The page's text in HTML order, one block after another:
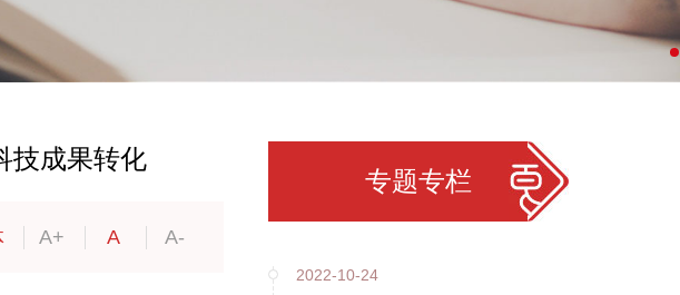
技成果转化
A+ A A-
专题专栏
2022-10-24